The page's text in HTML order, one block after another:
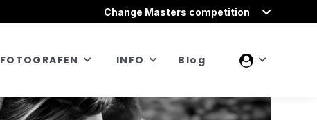
Change Masters competition
FOTOGRAFEN INFO Blog